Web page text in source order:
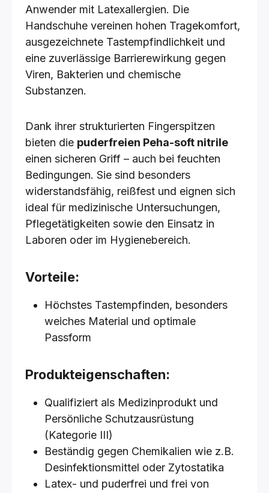
Anwender mit Latexallergien. Die
Handschuhe vereinen hohen Tragekomfort,
ausgezeichnete Tastempfindlichkeit und
eine zuverlässige Barrierewirkung gegen
Viren, Bakterien und chemische
Substanzen.
Dank ihrer strukturierten Fingerspitzen
bieten die puderfreien Peha-soft nitrile
einen sicheren Griff – auch bei feuchten
Bedingungen. Sie sind besonders
widerstandsfähig, reißfest und eignen sich
ideal für medizinische Untersuchungen,
Pflegetätigkeiten sowie den Einsatz in
Laboren oder im Hygienebereich.
Vorteile:
Höchstes Tastempfinden, besonders
weiches Material und optimale
Passform
Produkteigenschaften:
Qualifiziert als Medizinprodukt und
Persönliche Schutzausrüstung
(Kategorie III)
Beständig gegen Chemikalien wie z.B.
Desinfektionsmittel oder Zytostatika
Latex- und puderfrei und frei von